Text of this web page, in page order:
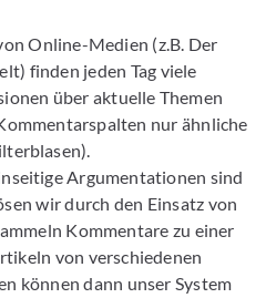
Online-Medien (z.B. Der
finden jeden Tag viele
über aktuelle Themen
nur ähnliche
Argumentationen sind
wir durch den Einsatz von
Kommentare zu einer
von verschiedenen
können dann unser System